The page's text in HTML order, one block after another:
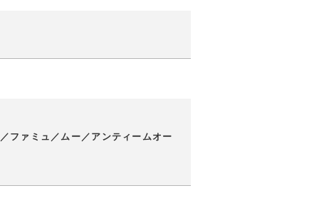
ファミュ／ムー／アンティームオー